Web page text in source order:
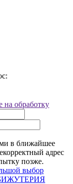
на обработку
в ближайшее
адрес
позже.
выбор